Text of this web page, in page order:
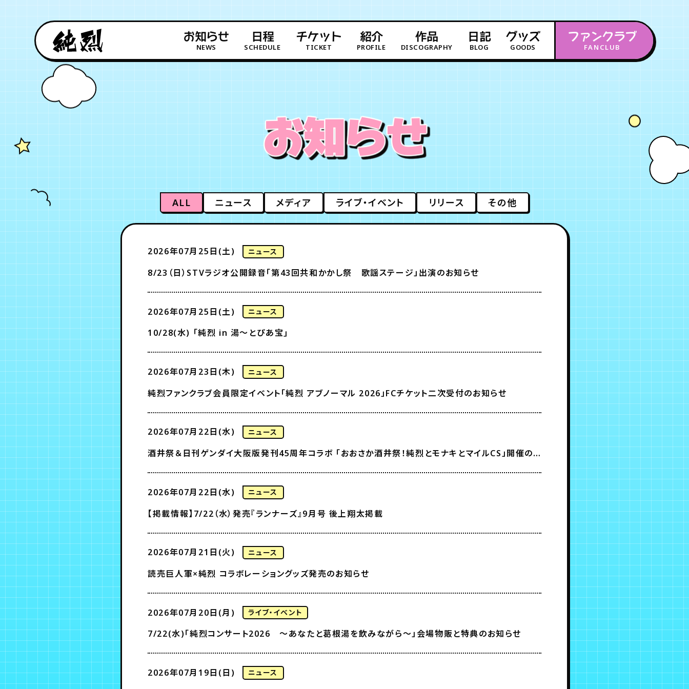
お知らせ
NEWS
日程
SCHEDULE
チケット
TICKET
紹介
PROFILE
作品
DISCOGRAPHY
日記
BLOG
グッズ
GOODS
ファンクラブ
FANCLUB
月会員制ファンクラブ
お知らせ
ALL ニュース メディア ライブ・イベント リリース その他
2026年07月25日(土) ニュース
8/23（日）STVラジオ公開録音「第43回共和かかし祭 歌謡ステージ」出演のお知らせ
2026年07月25日(土) ニュース
10/28(水) ｢純烈 in 湯～とぴあ宝｣
2026年07月23日(木) ニュース
純烈ファンクラブ会員限定イベント「純烈 アブノーマル 2026」FCチケット二次受付のお知らせ
2026年07月22日(水) ニュース
酒井祭＆日刊ゲンダイ大阪版発刊45周年コラボ 「おおさか酒井祭！純烈とモナキとマイルCS」開催の
2026年07月22日(水) ニュース
【掲載情報】7/22（水）発売『ランナーズ』9月号 後上翔太掲載
2026年07月21日(火) ニュース
読売巨人軍×純烈 コラボレーショングッズ発売のお知らせ
2026年07月20日(月) ライブ・イベント
7/22(水)「純烈コンサート2026 〜あなたと葛根湯を飲みながら〜」会場物販と特典のお知らせ
2026年07月19日(日) ニュース